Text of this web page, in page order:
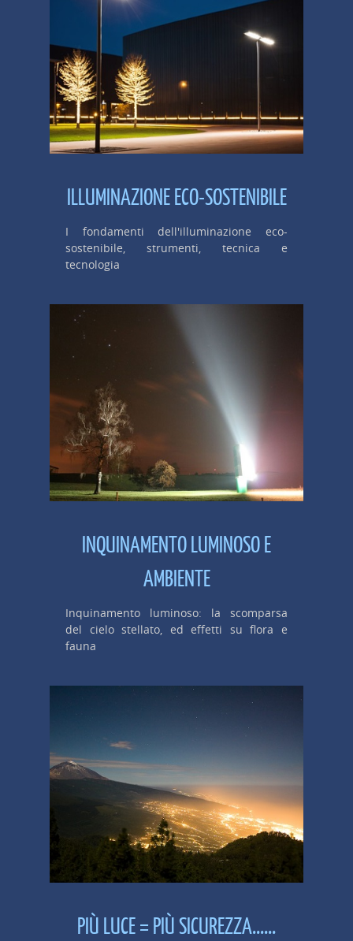
ILLUMINAZIONE ECO-SOSTENIBILE
I fondamenti dell'illuminazione eco-
sostenibile, strumenti, tecnica e
tecnologia
INQUINAMENTO LUMINOSO E
AMBIENTE
Inquinamento luminoso: la scomparsa
del cielo stellato, ed effetti su flora e
fauna
PIÙ LUCE = PIÙ SICUREZZA......